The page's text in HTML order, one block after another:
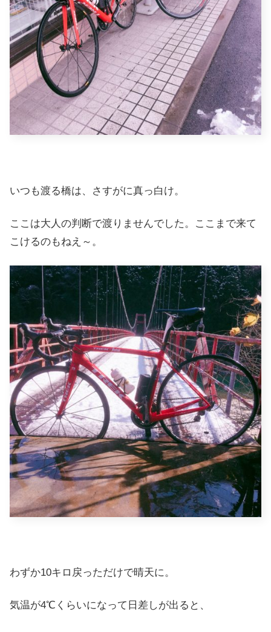
いつも渡る橋は、さすがに真っ白け。
ここは大人の判断で渡りませんでした。ここまで来て
こけるのもねえ～。
わずか10キロ戻っただけで晴天に。
気温が4℃くらいになって日差しが出ると、